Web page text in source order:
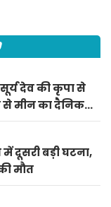
देव की कृपा से
से मीन का दैनिक
दूसरी बड़ी घटना,
मौत